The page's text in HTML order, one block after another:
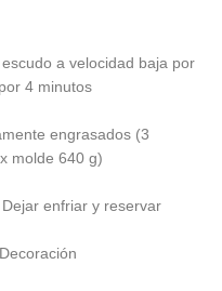
a velocidad baja por
4 minutos
engrasados (3
molde 640 g)
enfriar y reservar